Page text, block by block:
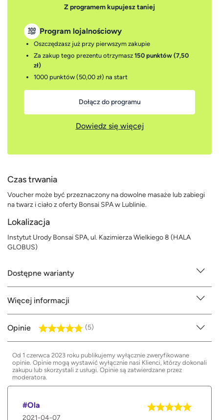
Z programem kupujesz taniej
Program lojalnościowy
Oszczędzasz już przy pierwszym zakupie
Za zakup tego prezentu otrzymasz 150 punktów (7,50
zł)
1000 punktów (50,00 zł) na start
Dołącz do programu
Dowiedz się więcej
Czas trwania
Voucher może być przeznaczony na dowolne masaże lub zabiegi
na twarz i ciało z oferty Bonsai SPA w Lublinie.
Lokalizacja
Instytut Urody Bonsai SPA, ul. Kazimierza Wielkiego 8 (HALA
GLOBUS)
Dostępne warianty
Więcej informacji
Opinie (5)
Od 1 czerwca 2023 roku publikujemy wyłącznie zweryfikowane
opinie. Opinie mogą wystawić wyłącznie nasi Klienci, którzy dokonali
zakupu lub skorzystali z usługi. Opinie są zatwierdzane przez
moderatora.
#Ola
2021-04-07